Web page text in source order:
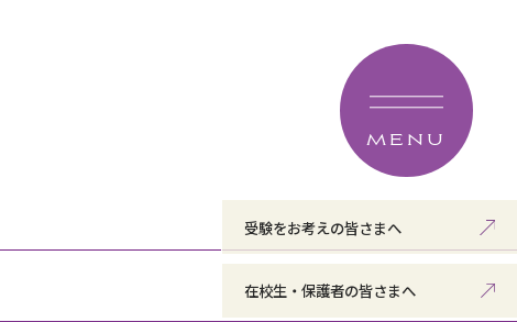
MENU
受験をお考えの皆さまへ
在校生・保護者の皆さまへ